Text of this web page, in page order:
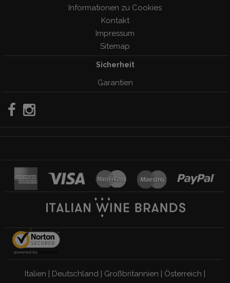
Informationen zu Cookies
Kontakt
Impressum
Sitemap
Sicherheit
Garantien
Italien | Deutschland | Großbritannien | Österreich |